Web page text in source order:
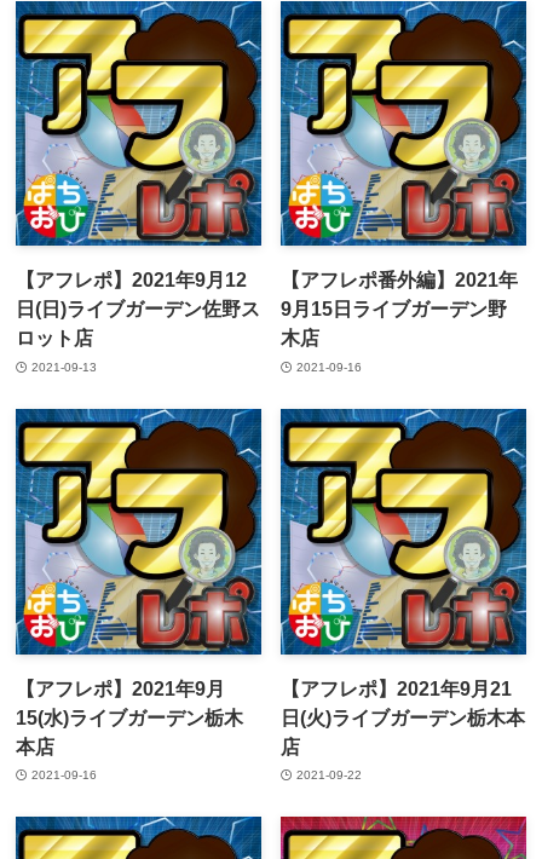
【アフレポ】2021年9月12
日(日)ライブガーデン佐野ス
ロット店
2021-09-13
【アフレポ番外編】2021年
9月15日ライブガーデン野
木店
2021-09-16
【アフレポ】2021年9月
15(水)ライブガーデン栃木
本店
2021-09-16
【アフレポ】2021年9月21
日(火)ライブガーデン栃木本
店
2021-09-22